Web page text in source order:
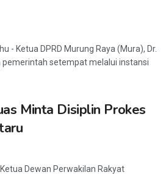
- Ketua DPRD Murung Raya (Mura), Dr.
pemerintah setempat melalui instansi
Minta Disiplin Prokes
Dewan Perwakilan Rakyat